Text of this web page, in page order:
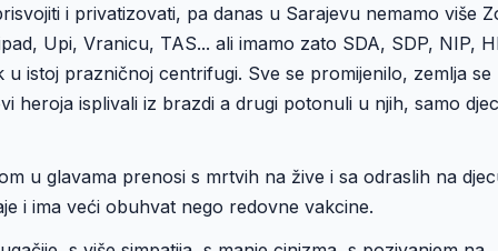
i privatizovati, pa danas u Sarajevu nemamo više
Upi, Vranicu, TAS... ali imamo zato SDA, SDP, NIP,
u istoj prazničnoj centrifugi. Sve se promijenilo, zemlja se
heroja isplivali iz brazdi a drugi potonuli u njih, samo
u glavama prenosi s mrtvih na žive i sa odraslih na
i ima veći obuhvat nego redovne vakcine.